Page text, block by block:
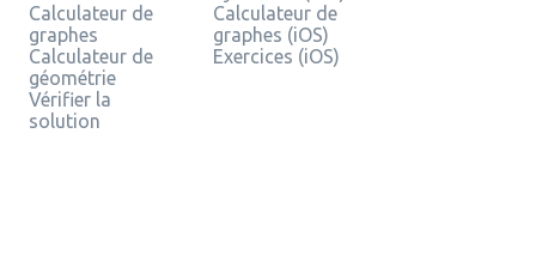
Calculateur de
graphes
Calculateur de
géométrie
Vérifier la
solution
Calculateur de
graphes (iOS)
Exercices (iOS)